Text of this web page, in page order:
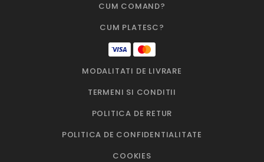
CUM COMAND?
CUM PLATESC?
MODALITATI DE LIVRARE
TERMENI SI CONDITII
POLITICA DE RETUR
POLITICA DE CONFIDENTIALITATE
COOKIES